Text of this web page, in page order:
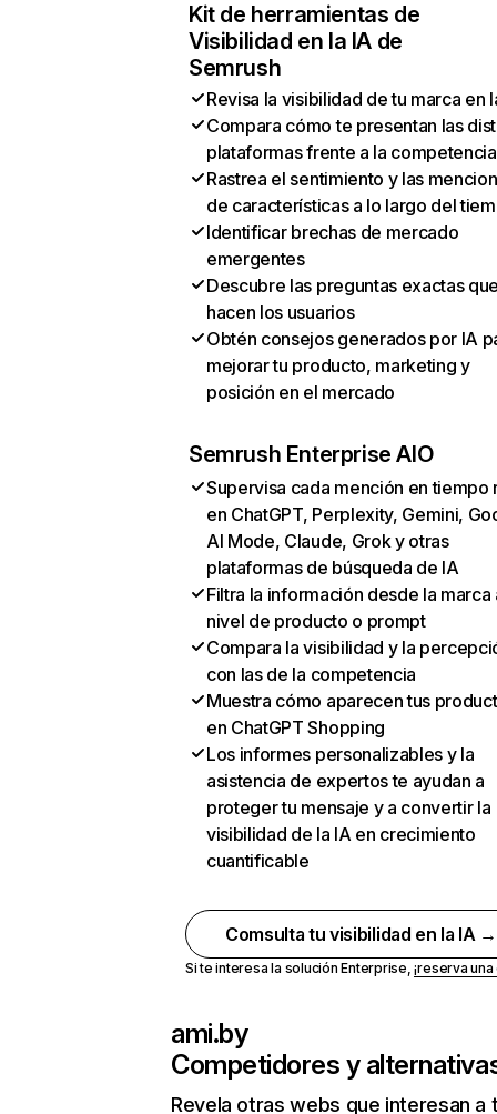
Kit de herramientas de
Visibilidad en la IA de
Semrush
Revisa la visibilidad de tu marca en
Compara cómo te presentan las
plataformas frente a la competencia
Rastrea el sentimiento y las
de características a lo largo del
Identificar brechas de mercado
emergentes
Descubre las preguntas exactas
hacen los usuarios
Obtén consejos generados por IA
mejorar tu producto, marketing y
posición en el mercado
Semrush Enterprise AIO
Supervisa cada mención en tiempo
en ChatGPT, Perplexity, Gemini,
AI Mode, Claude, Grok y otras
plataformas de búsqueda de IA
Filtra la información desde la marca
nivel de producto o prompt
Compara la visibilidad y la
con las de la competencia
Muestra cómo aparecen tus
en ChatGPT Shopping
Los informes personalizables y la
asistencia de expertos te ayudan a
proteger tu mensaje y a convertir la
visibilidad de la IA en crecimiento
cuantificable
Comsulta tu visibilidad en la IA →
Si te interesa la solución Enterprise,¡reserva
ami.by
Competidores y
Revela otras webs que interesan a